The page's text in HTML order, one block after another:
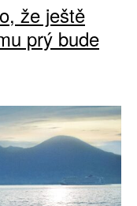
že ještě
prý bude